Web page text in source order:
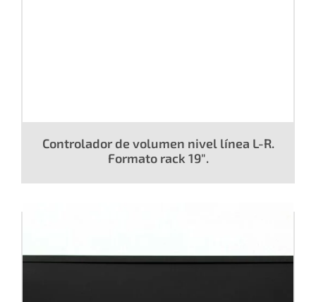
Controlador de volumen nivel línea L-R.
Formato rack 19″.